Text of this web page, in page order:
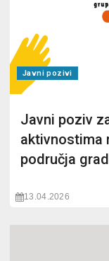
Javni pozivi
Javni poziv
aktivnostima
područja
13.04.2026